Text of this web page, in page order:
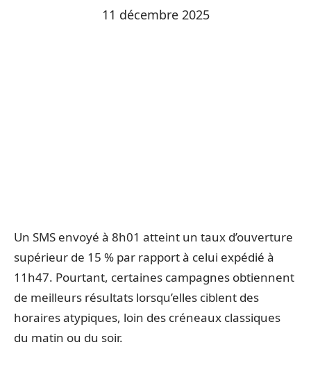
11 décembre 2025
Un SMS envoyé à 8h01 atteint un taux d’ouverture
supérieur de 15 % par rapport à celui expédié à
11h47. Pourtant, certaines campagnes obtiennent
de meilleurs résultats lorsqu’elles ciblent des
horaires atypiques, loin des créneaux classiques
du matin ou du soir.